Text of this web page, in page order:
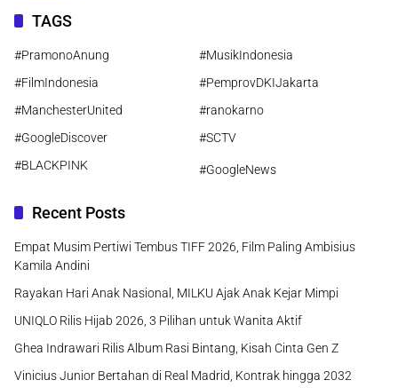
TAGS
#PramonoAnung
#MusikIndonesia
#FilmIndonesia
#PemprovDKIJakarta
#ManchesterUnited
#ranokarno
#GoogleDiscover
#SCTV
#BLACKPINK
#GoogleNews
Recent Posts
Empat Musim Pertiwi Tembus TIFF 2026, Film Paling Ambisius
Kamila Andini
Rayakan Hari Anak Nasional, MILKU Ajak Anak Kejar Mimpi
UNIQLO Rilis Hijab 2026, 3 Pilihan untuk Wanita Aktif
Ghea Indrawari Rilis Album Rasi Bintang, Kisah Cinta Gen Z
Vinicius Junior Bertahan di Real Madrid, Kontrak hingga 2032